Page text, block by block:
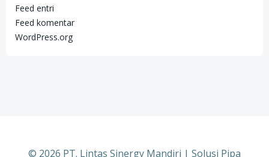
Feed entri
Feed komentar
WordPress.org
© 2026 PT. Lintas Sinergy Mandiri | Solusi Pipa